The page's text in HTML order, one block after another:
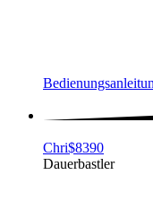
Chri$8390
Dauerbastler